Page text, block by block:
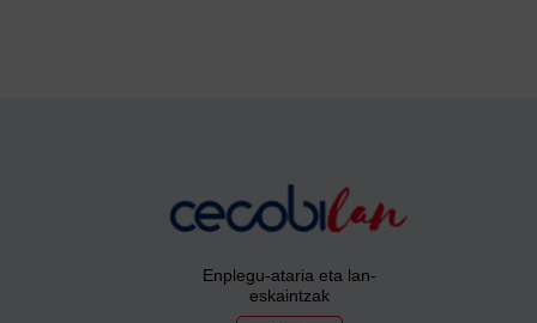
Enplegu-ataria eta lan-
eskaintzak